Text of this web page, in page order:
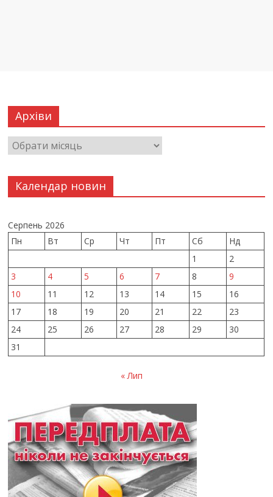
Архіви
Календар новин
Серпень 2026
Пн
Вт Ср Чт Пт Сб
Нд
1
2
3
4 5 6 7 8
9
10
11 12 13 14 15
16
17
18 19 20 21 22
23
24
25 26 27 28 29
30
31
« Лип